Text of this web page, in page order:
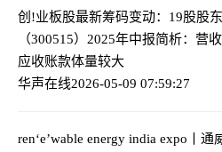
创!业板股最新筹码变动：19股股
（300515）2025年中报简析：营
应收账款体量较大
华声在线2026-05-09 07:59:27
ren‘e’wable energy india expo丨